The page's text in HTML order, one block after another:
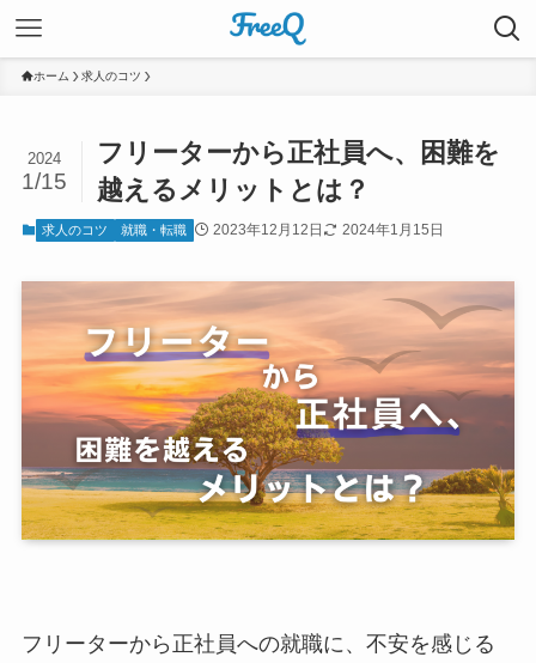
ホーム 求人のコツ
フリーターから正社員へ、困難を
越えるメリットとは？
2024
1/15
求人のコツ 就職・転職 2023年12月12日 2024年1月15日
フリーターから正社員への就職に、不安を感じる